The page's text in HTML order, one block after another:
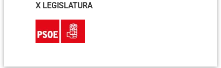
X LEGISLATURA